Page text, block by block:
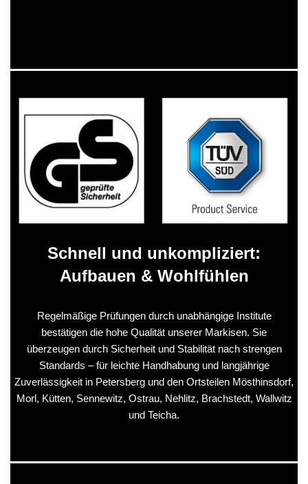
Schnell und unkompliziert:
Aufbauen & Wohlfühlen
Regelmäßige Prüfungen durch unabhängige Institute
bestätigen die hohe Qualität unserer Markisen. Sie
überzeugen durch Sicherheit und Stabilität nach strengen
Standards – für leichte Handhabung und langjährige
Zuverlässigkeit in Petersberg und den Ortsteilen Mösthinsdorf,
Morl, Kütten, Sennewitz, Ostrau, Nehlitz, Brachstedt, Wallwitz
und Teicha.